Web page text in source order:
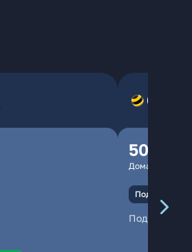
500
Домашний
Подключение